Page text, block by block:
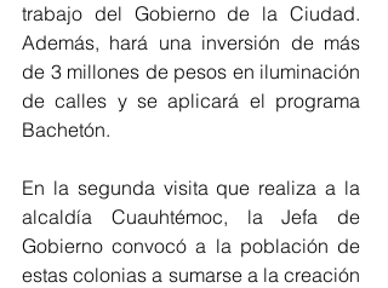
trabajo del Gobierno de la Ciudad.
Además, hará una inversión de más
de 3 millones de pesos en iluminación
de calles y se aplicará el programa
Bachetón.
En la segunda visita que realiza a la
alcaldía Cuauhtémoc, la Jefa de
Gobierno convocó a la población de
estas colonias a sumarse a la creación